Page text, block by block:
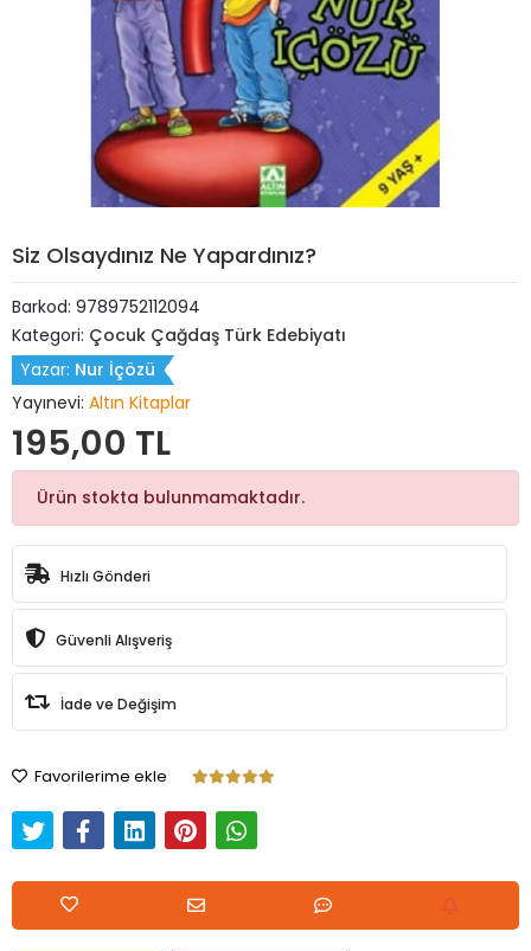
Siz Olsaydınız Ne Yapardınız?
Barkod: 9789752112094
Kategori: Çocuk Çağdaş Türk Edebiyatı
Yazar: Nur İçözü
Yayınevi: Altın Kitaplar
195,00 TL
Ürün stokta bulunmamaktadır.
Hızlı Gönderi
Güvenli Alışveriş
İade ve Değişim
Favorilerime ekle